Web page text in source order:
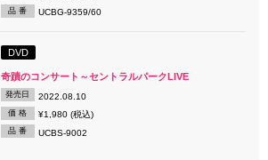
品 番 UCBG-9359/60
DVD
奇蹟のコンサート～セントラルパークLIVE
発売日 2022.08.10
価 格 ¥1,980 (税込)
品 番 UCBS-9002